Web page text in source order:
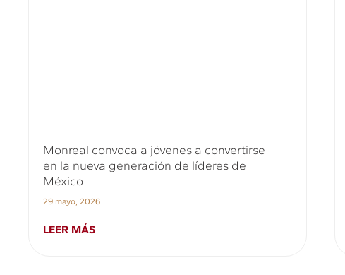
Monreal convoca a jóvenes a convertirse
en la nueva generación de líderes de
México
29 mayo, 2026
LEER MÁS